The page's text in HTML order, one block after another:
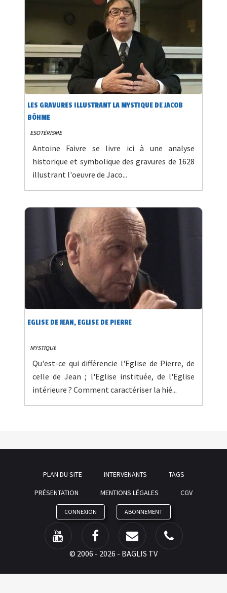
LES GRAVURES ILLUSTRANT LA MYSTIQUE DE JACOB
BÖHME
ESOTÉRISME
Antoine Faivre se livre ici à une analyse
historique et symbolique des gravures de 1628
illustrant l'oeuvre de Jaco...
EGLISE DE JEAN, EGLISE DE PIERRE
MYSTIQUE
Qu'est-ce qui différencie l'Eglise de Pierre, de
celle de Jean ; l'Eglise instituée, de l'Eglise
intérieure ? Comment caractériser la hié...
PLAN DU SITE INTERVENANTS
TAGS
PRÉSENTATION
MENTIONS LÉGALES CGV
CONNEXION ABONNEMENT
© 2006 - 2026 - BAGLIS TV